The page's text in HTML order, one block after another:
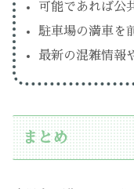
可能であれば公
駐車場の満車を
最新の混雑情報
まとめ